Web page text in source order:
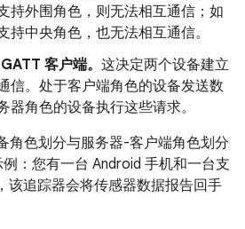
持外围角色，则无法相互通信；如
持中央角色，也无法相互通信。
客户端。 这决定两个设备建立
信。处于客户端角色的设备发送数
器角色的设备执行这些请求。
角色划分与服务器-客户端角色划分
：您有一台 Android 手机和一台支
该追踪器会将传感器数据报告回手